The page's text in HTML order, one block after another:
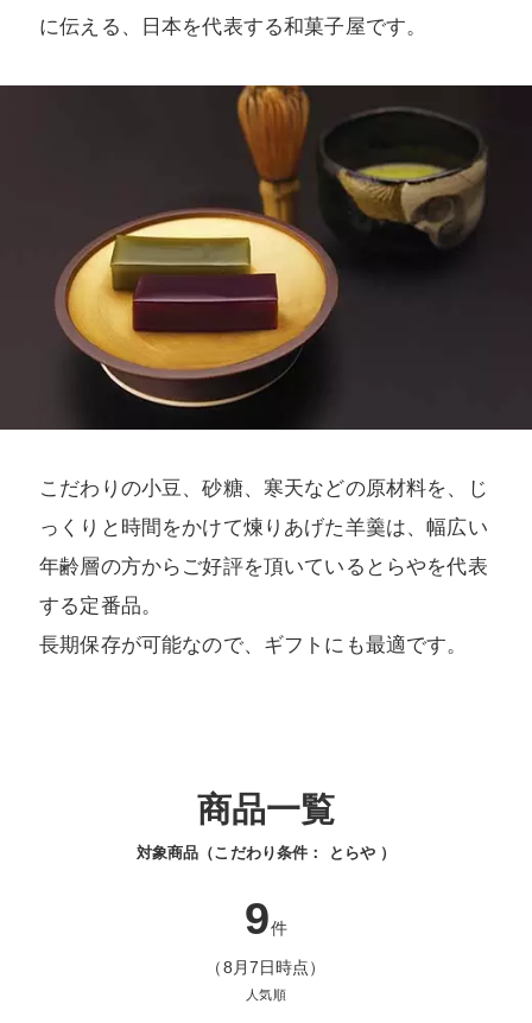
に伝える、日本を代表する和菓子屋です。
こだわりの小豆、砂糖、寒天などの原材料を、じ
っくりと時間をかけて煉りあげた羊羹は、幅広い
年齢層の方からご好評を頂いているとらやを代表
する定番品。
長期保存が可能なので、ギフトにも最適です。
商品一覧
対象商品（こだわり条件： とらや ）
9件
（8月7日時点）
人気順